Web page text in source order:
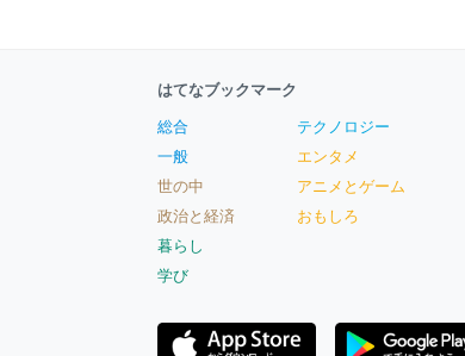
はてなブックマーク
総合
一般
世の中
政治と経済
暮らし
学び
テクノロジー
エンタメ
アニメとゲーム
おもしろ